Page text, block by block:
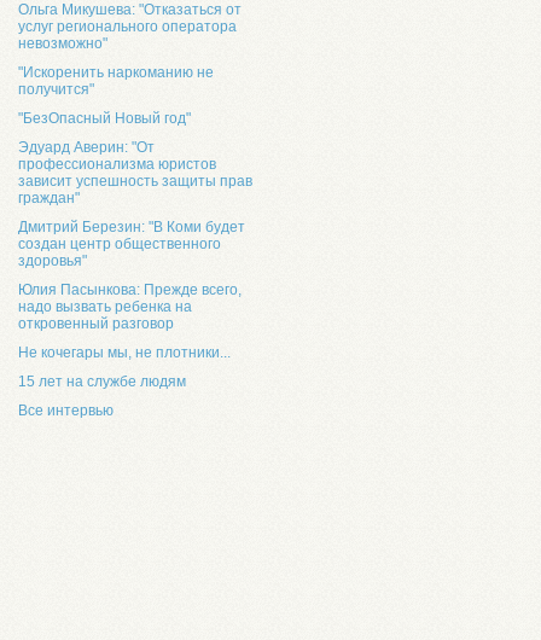
Ольга Микушева: "Отказаться от
услуг регионального оператора
невозможно"
"Искоренить наркоманию не
получится"
"БезОпасный Новый год"
Эдуард Аверин: "От
профессионализма юристов
зависит успешность защиты прав
граждан"
Дмитрий Березин: "В Коми будет
создан центр общественного
здоровья"
Юлия Пасынкова: Прежде всего,
надо вызвать ребенка на
откровенный разговор
Не кочегары мы, не плотники...
15 лет на службе людям
Все интервью